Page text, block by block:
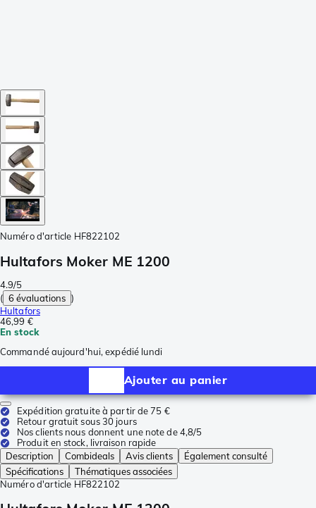
Numéro d'article HF822102
Hultafors Moker ME 1200
4.9/5
( 6 évaluations )
Hultafors
46,99 €
En stock
Commandé aujourd'hui, expédié lundi
Ajouter au panier
Expédition gratuite à partir de 75 €
Retour gratuit sous 30 jours
Nos clients nous donnent une note de 4,8/5
Produit en stock, livraison rapide
Description
Combideals Avis clients
Également consulté
Spécifications
Thématiques associées
Numéro d'article HF822102